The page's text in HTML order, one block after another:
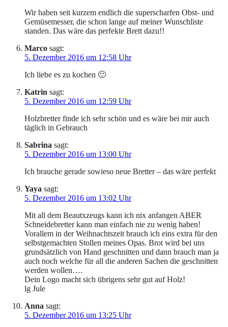
Wir haben seit kurzem endlich die superscharfen Obst- und
Gemüsemesser, die schon lange auf meiner Wunschliste
standen. Das wäre das perfekte Brett dazu!!
Marco sagt:
5. Dezember 2016 um 12:58 Uhr
Ich liebe es zu kochen 🙂
Katrin sagt:
5. Dezember 2016 um 12:59 Uhr
Holzbretter finde ich sehr schön und es wäre bei mir auch
täglich in Gebrauch
Sabrina sagt:
5. Dezember 2016 um 13:00 Uhr
Ich brauche gerade sowieso neue Bretter – das wäre perfekt
Yaya sagt:
5. Dezember 2016 um 13:02 Uhr
Mit all dem Beautxzeugs kann ich nix anfangen ABER
Schneidebretter kann man einfach nie zu wenig haben!
Vorallem in der Weihnachtszeit brauch ich eins extra für den
selbstgemachten Stollen meines Opas. Brot wird bei uns
grundsätzlich von Hand geschnitten und dann brauch man ja
auch noch welche für all die anderen Sachen die geschnitten
werden wollen….
Dein Logo macht sich übrigens sehr gut auf Holz!
lg Jule
Anna sagt:
5. Dezember 2016 um 13:25 Uhr